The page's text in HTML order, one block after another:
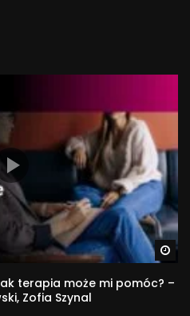
terapia może mi pomóc? –
Zofia Szynal